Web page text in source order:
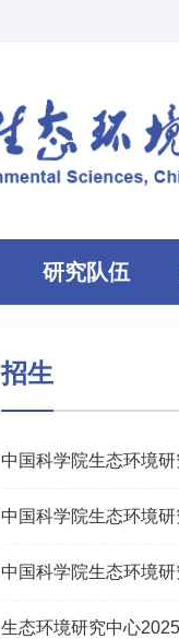
研究队伍
招生
中国科学院生态环境
中国科学院生态环境
中国科学院生态环境
生态环境研究中心